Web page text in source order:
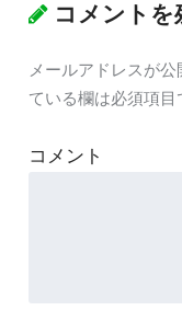
コメントを
メールアドレスが公
ている欄は必須項目
コメント